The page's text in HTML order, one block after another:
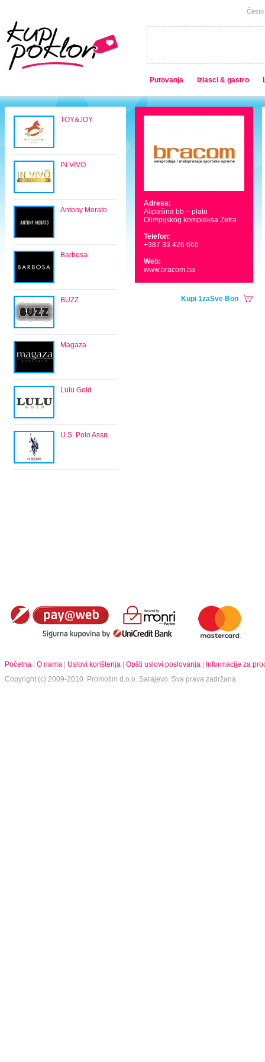
Često
Putovanja Izlasci & gastro
TOY&JOY
IN VIVO
Antony Morato
Barbosa
BUZZ
Magaza
Lulu Gold
U.S. Polo Assn.
Adresa:
Alipašina bb – plato
Olimpijskog kompleksa Zetra
Telefon:
+387 33 426 666
Web:
www.bracom.ba
Kupi 1zaSve Bon
Početna O nama Uslovi korištenja Opšti uslovi poslovanja
Informacije za
Copyright (c) 2009-2010. Promotim d.o.o. Sarajevo. Sva prava zadržana.